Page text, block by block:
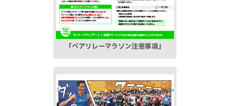
「ペアリレーマラソン注意事項」